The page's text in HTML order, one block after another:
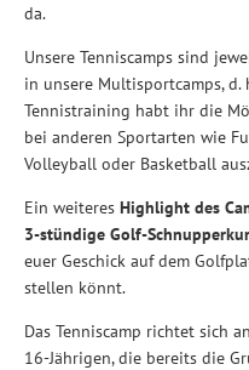
da.
Unsere Tenniscamps sind
in unsere Multisportcamps, d.
Tennistraining habt ihr die
bei anderen Sportarten wie
Volleyball oder Basketball
Ein weiteres Highlight des
3-stündige Golf-
euer Geschick auf dem
stellen könnt.
Das Tenniscamp richtet sich
16-Jährigen, die bereits die